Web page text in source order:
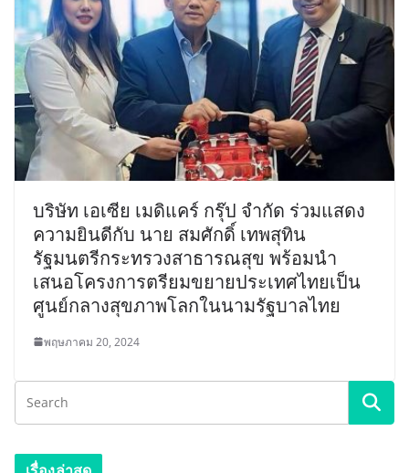
บริษัท เอเซีย เมดิแคร์ กรุ๊ป จำกัด ร่วมแสดง
ความยินดีกับ นาย สมศักดิ์ เทพสุทิน
รัฐมนตรีกระทรวงสาธารณสุข พร้อมนำ
เสนอโครงการตรียมขยายประเทศไทยเป็น
ศูนย์กลางสุขภาพโลกในนามรัฐบาลไทย
พฤษภาคม 20, 2024